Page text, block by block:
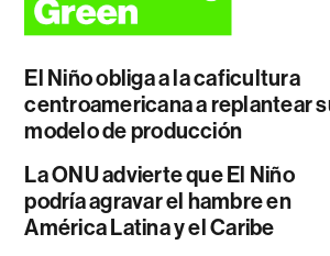
El Niño obliga a la caficultura
centroamericana a replantear
modelo de producción
La ONU advierte que El Niño
podría agravar el hambre en
América Latina y el Caribe